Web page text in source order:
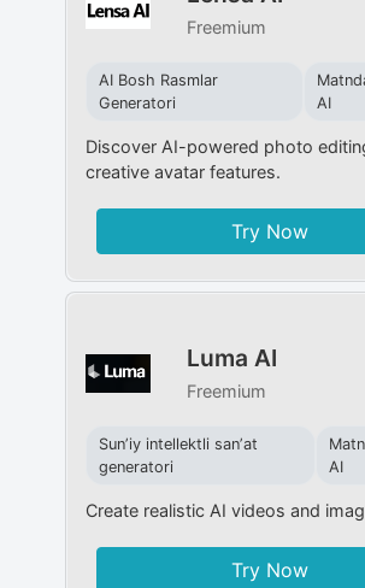
Freemium
AI Bosh Rasmlar
Generatori
AI
Discover AI-powered photo
creative avatar features.
Try Now
Luma AI
Freemium
Sunʼiy intellektli sanʼat
generatori
AI
Create realistic AI videos and
Try Now